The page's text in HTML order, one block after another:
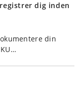
dig inden
din